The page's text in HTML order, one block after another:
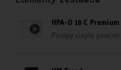
HPA-O 10 C Premium
Pompy ciepła